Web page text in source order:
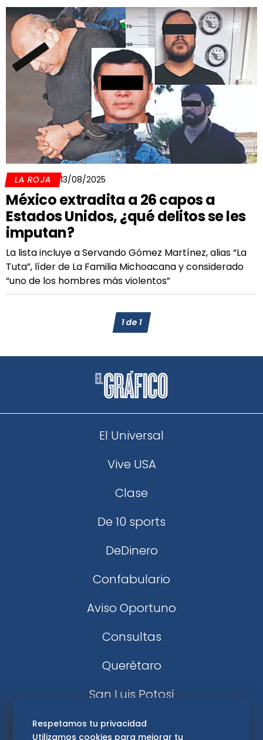
LA ROJA 13/08/2025
México extradita a 26 capos a
Estados Unidos, ¿qué delitos se les
imputan?
La lista incluye a Servando Gómez Martínez, alias “La
Tuta”, líder de La Familia Michoacana y considerado
“uno de los hombres más violentos”
1de1
El Universal
Vive USA
Clase
De 10 sports
DeDinero
Confabulario
Aviso Oportuno
Consultas
Querétaro
San Luis Potosí
Edomex
Respetamos tu privacidad
Utilizamos cookies para mejorar tu